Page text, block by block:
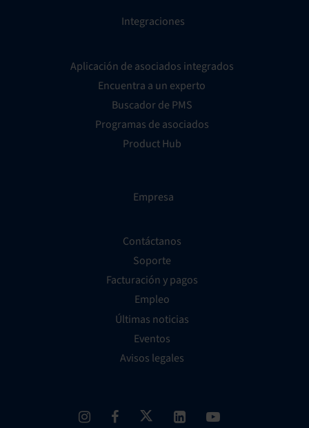
Integraciones
Aplicación de asociados integrados
Encuentra a un experto
Buscador de PMS
Programas de asociados
Product Hub
Empresa
Contáctanos
Soporte
Facturación y pagos
Empleo
Últimas noticias
Eventos
Avisos legales